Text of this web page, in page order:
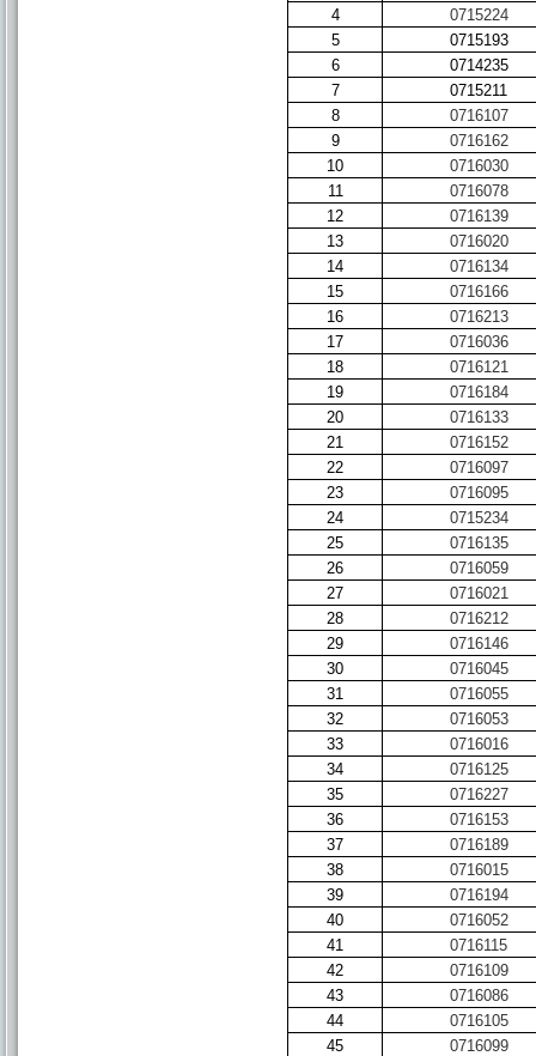
4
0715224
5
0715193
6
0714235
7
0715211
8
0716107
9
0716162
10
0716030
11
0716078
12
0716139
13
0716020
14
0716134
15
0716166
16
0716213
17
0716036
18
0716121
19
0716184
20
0716133
21
0716152
22
0716097
23
0716095
24
0715234
25
0716135
26
0716059
27
0716021
28
0716212
29
0716146
30
0716045
31
0716055
32
0716053
33
0716016
34
0716125
35
0716227
36
0716153
37
0716189
38
0716015
39
0716194
40
0716052
41
0716115
42
0716109
43
0716086
44
0716105
45
0716099